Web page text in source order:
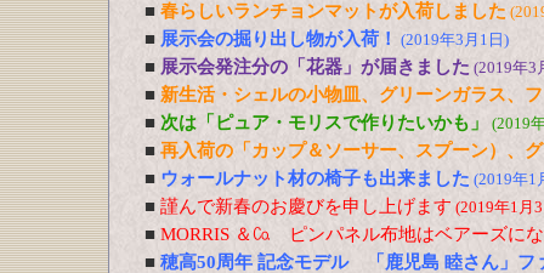
■ 春らしいランチョンマットが入荷しました
■ 展示会の掘り出し物が入荷！ (2019年3月1日)
■ 展示会発注分の「花器」が届きました (2019年3
■ 新生活・シェルの小物皿、グリーンガラス、
■ 次は「ピュア・モリスで作りたいかも」 (2019
■ 再入荷の「カップ＆ソーサー、スプーン）、
■ ウォールナット材の椅子も出来ました (2019年1
■ 謹んで新春のお慶びを申し上げます (2019年1月
■ MORRIS ＆㏇ ピンパネル布地はベアーズに
■ 穂高50周年 記念モデル 「鹿児島 睦さん」フ